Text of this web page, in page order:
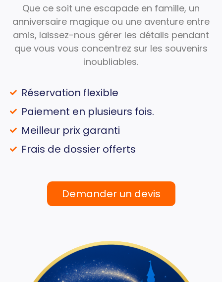
Que ce soit une escapade en famille, un
anniversaire magique ou une aventure entre
amis, laissez-nous gérer les détails pendant
que vous vous concentrez sur les souvenirs
inoubliables.
Réservation flexible
Paiement en plusieurs fois.
Meilleur prix garanti
Frais de dossier offerts
Demander un devis